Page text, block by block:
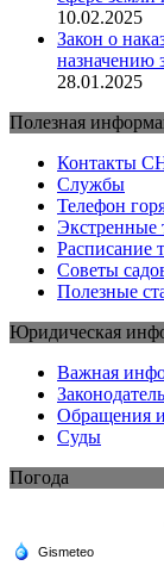
10.02.2025
Закон о
назначению
28.01.2025
Полезная
Контакты
Службы
Телефон
Экстренные
Расписание
Советы
Полезные
Юридическая
Важная
Обращения
Суды
Погода